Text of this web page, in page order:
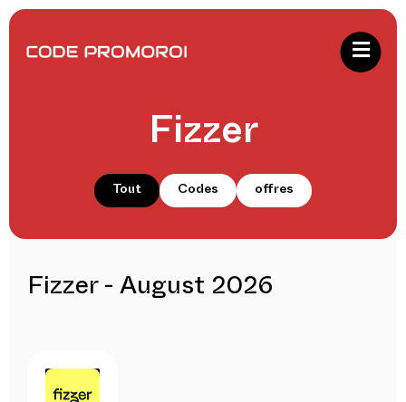
Fizzer
Tout Codes offres
Fizzer - August 2026